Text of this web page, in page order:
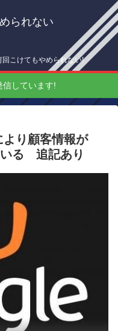
られない
こけてもやめられない!
信しています!
り顧客情報が
いる 追記あり